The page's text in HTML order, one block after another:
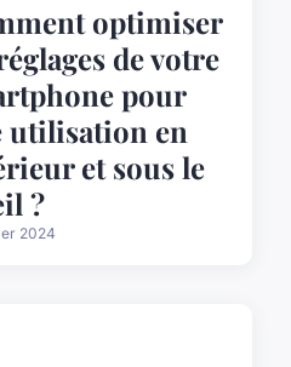
optimiser
de votre
pour
utilisation en
et sous le
?
2024